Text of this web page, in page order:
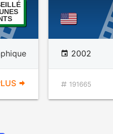
2002
191665